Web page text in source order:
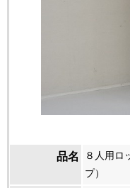
品名
８人用ロ
プ）